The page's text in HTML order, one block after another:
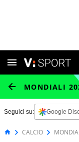
MONDIALI
Seguici su: Google
CALCIO